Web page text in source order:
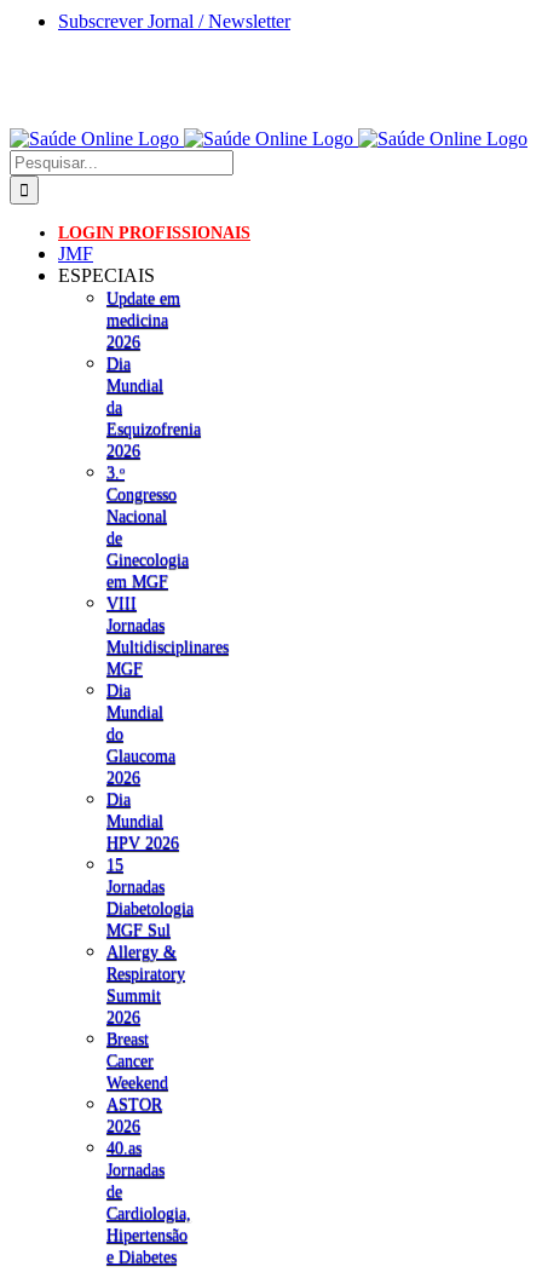
Skip
Subscrever Jornal / Newsletter
Pesquisar
LOGIN PROFISSIONAIS
JMF
ESPECIAIS
Update em
medicina
2026
Dia
Mundial
da
Esquizofrenia
2026
3.ᵒ
Congresso
Nacional
de
Ginecologia
em MGF
VIII
Jornadas
Multidisciplinares
MGF
Dia
Mundial
do
Glaucoma
2026
Dia
Mundial
HPV 2026
15
Jornadas
Diabetologia
MGF Sul
Allergy &
Respiratory
Summit
2026
Breast
Cancer
Weekend
ASTOR
2026
40.as
Jornadas
de
Cardiologia,
Hipertensão
e Diabetes